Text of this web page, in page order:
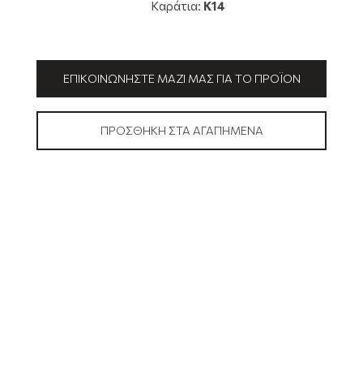
Καράτια: K14
ΕΠΙΚΟΙΝΩΝΉΣΤΕ ΜΑΖΊ ΜΑΣ ΓΙΑ ΤΟ ΠΡΟΪΌΝ
ΠΡΟΣΘΉΚΗ ΣΤΑ ΑΓΑΠΗΜΈΝΑ